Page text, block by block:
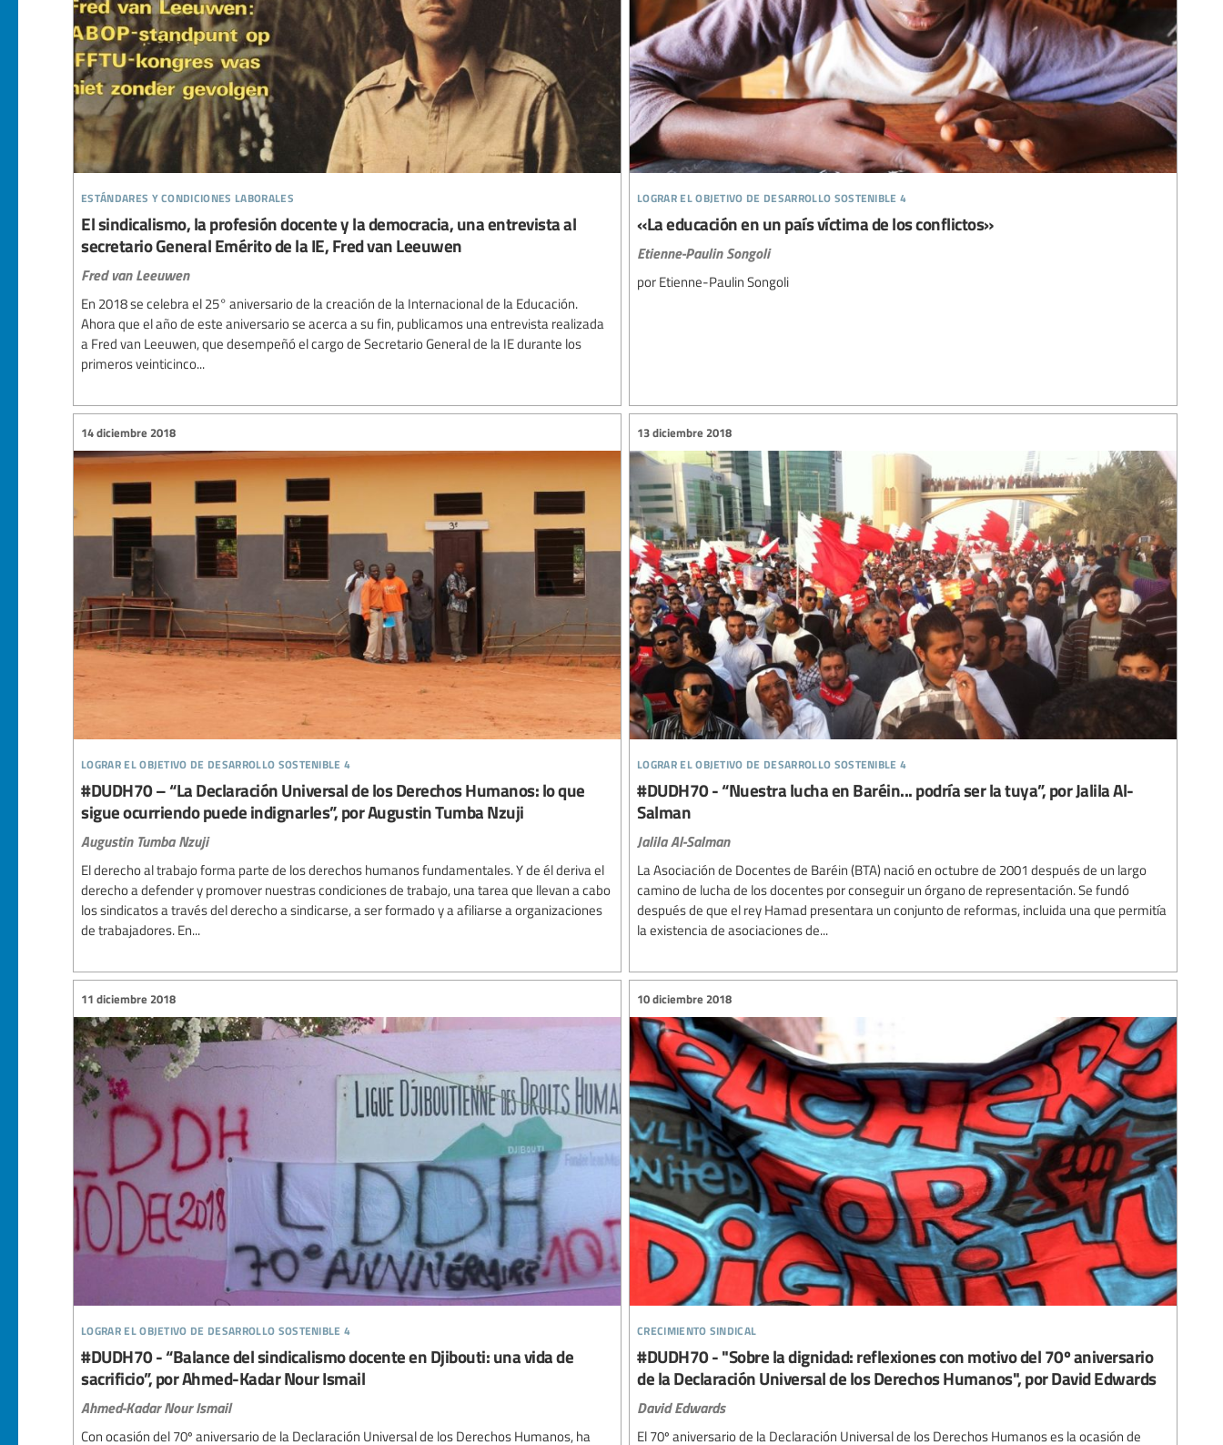
estándares y condiciones laborales
El sindicalismo, la profesión docente y la democracia, una entrevista al
secretario General Emérito de la IE, Fred van Leeuwen
Fred van Leeuwen
En 2018 se celebra el 25° aniversario de la creación de la Internacional de la Educación.
Ahora que el año de este aniversario se acerca a su fin, publicamos una entrevista realizada
a Fred van Leeuwen, que desempeñó el cargo de Secretario General de la IE durante los
primeros veinticinco...
lograr el objetivo de desarrollo sostenible 4
«La educación en un país víctima de los conflictos»
Etienne-Paulin Songoli
por Etienne-Paulin Songoli
lograr el objetivo de desarrollo sostenible 4
14 diciembre 2018
#DUDH70 – “La Declaración Universal de los Derechos Humanos: lo que
sigue ocurriendo puede indignarles”, por Augustin Tumba Nzuji
Augustin Tumba Nzuji
El derecho al trabajo forma parte de los derechos humanos fundamentales. Y de él deriva el
derecho a defender y promover nuestras condiciones de trabajo, una tarea que llevan a cabo
los sindicatos a través del derecho a sindicarse, a ser formado y a afiliarse a organizaciones
de trabajadores. En...
lograr el objetivo de desarrollo sostenible 4
13 diciembre 2018
#DUDH70 - “Nuestra lucha en Baréin... podría ser la tuya”, por Jalila Al-
Salman
Jalila Al-Salman
La Asociación de Docentes de Baréin (BTA) nació en octubre de 2001 después de un largo
camino de lucha de los docentes por conseguir un órgano de representación. Se fundó
después de que el rey Hamad presentara un conjunto de reformas, incluida una que permitía
la existencia de asociaciones de...
lograr el objetivo de desarrollo sostenible 4
11 diciembre 2018
#DUDH70 - “Balance del sindicalismo docente en Djibouti: una vida de
sacrificio”, por Ahmed-Kadar Nour Ismail
Ahmed-Kadar Nour Ismail
Con ocasión del 70º aniversario de la Declaración Universal de los Derechos Humanos, ha
crecimiento sindical
10 diciembre 2018
#DUDH70 - "Sobre la dignidad: reflexiones con motivo del 70º aniversario
de la Declaración Universal de los Derechos Humanos", por David Edwards
David Edwards
El 70º aniversario de la Declaración Universal de los Derechos Humanos es la ocasión de